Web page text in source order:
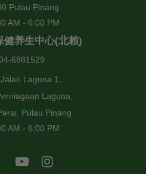
Pulau Pinang.
AM - 6:00 PM
健养生中心(北赖)
6881529
Laguna 1,
Laguna,
Pulau Pinang.
AM - 6:00 PM